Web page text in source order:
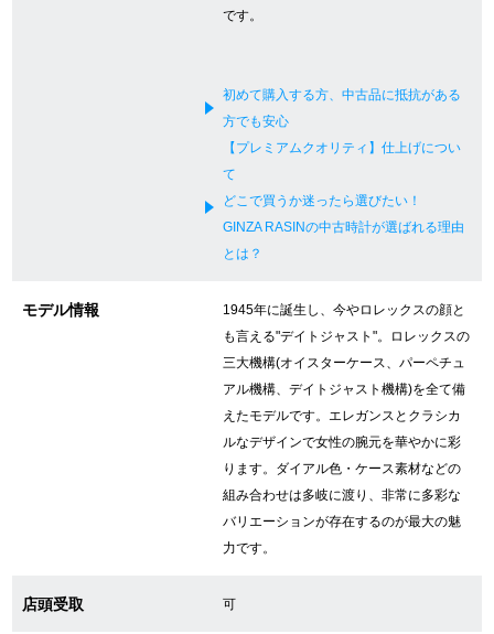
GINZA RASIN公式ブログ
買取ブログ
SNS・動画
For Overseas Customers
简体中文
한국어
です。
初めて購入する方、中古品に抵抗がある
方でも安心
【プレミアムクオリティ】仕上げについ
て
どこで買うか迷ったら選びたい！
GINZA RASINの中古時計が選ばれる理由
とは？
モデル情報
1945年に誕生し、今やロレックスの顔と
も言える"デイトジャスト"。ロレックスの
三大機構(オイスターケース、パーペチュ
アル機構、デイトジャスト機構)を全て備
えたモデルです。エレガンスとクラシカ
ルなデザインで女性の腕元を華やかに彩
ります。ダイアル色・ケース素材などの
組み合わせは多岐に渡り、非常に多彩な
バリエーションが存在するのが最大の魅
力です。
店頭受取 可